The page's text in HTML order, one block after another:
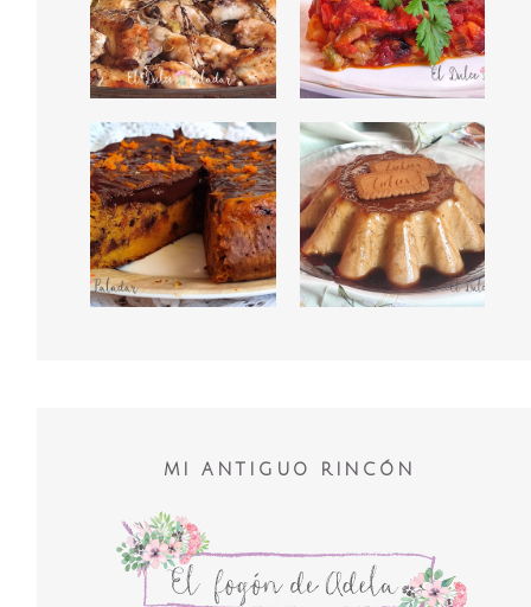
MI ANTIGUO RINCÓN